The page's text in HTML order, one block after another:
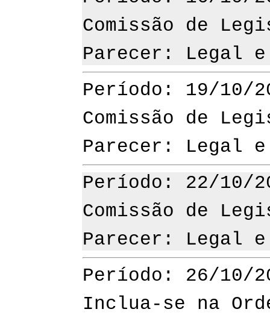
Comissão de
Parecer: Legal
Período: 19/10/
Comissão de
Parecer: Legal
Período: 22/10/
Comissão de
Parecer: Legal
Período: 26/10/
Inclua-se na